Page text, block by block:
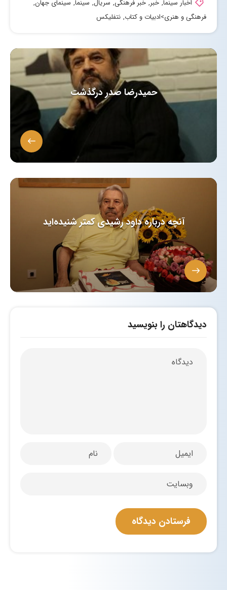
اخبار سینما, خبر, خبر فرهنگی, سریال, سینما, سینمای جهان,
فرهنگی و هنری>ادبیات و کتاب, نتفلیکس
حمیدرضا صدر درگذشت
آنچه درباره داود رشیدی کمتر شنیده‌اید
دیدگاهتان را بنویسید